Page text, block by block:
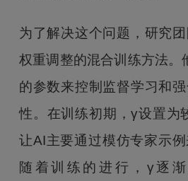
为了解决这个问题，研究
权重调整的混合训练方法。
的参数来控制监督学习和
性。在训练初期，γ设置为
让AI主要通过模仿专家示例
随着训练的进行，γ逐